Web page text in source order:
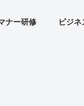
ナー研修 ビジ